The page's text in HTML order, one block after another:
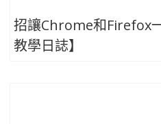
招讓Chrome和Firefox
教學日誌】